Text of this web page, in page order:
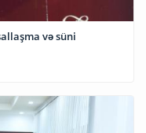
və süni